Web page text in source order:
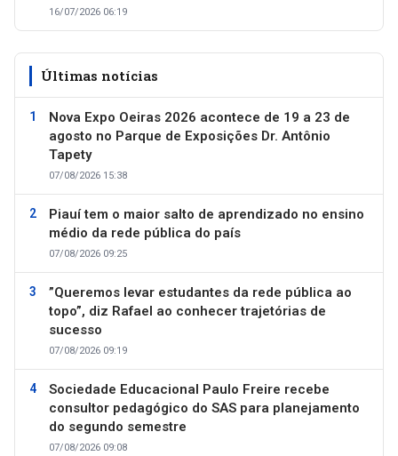
16/07/2026 06:19
Últimas notícias
Nova Expo Oeiras 2026 acontece de 19 a 23 de
agosto no Parque de Exposições Dr. Antônio
Tapety
07/08/2026 15:38
Piauí tem o maior salto de aprendizado no ensino
médio da rede pública do país
07/08/2026 09:25
”Queremos levar estudantes da rede pública ao
topo”, diz Rafael ao conhecer trajetórias de
sucesso
07/08/2026 09:19
Sociedade Educacional Paulo Freire recebe
consultor pedagógico do SAS para planejamento
do segundo semestre
07/08/2026 09:08